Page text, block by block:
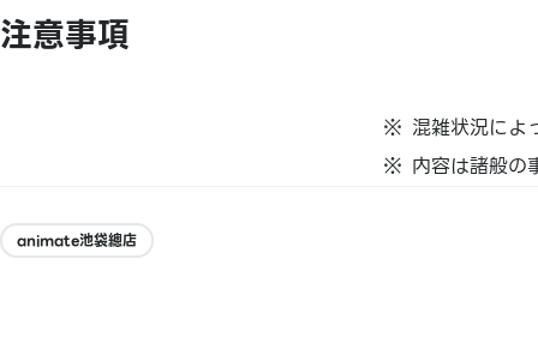
注意事項
混雑状況によ
内容は諸般の
animate池袋總店